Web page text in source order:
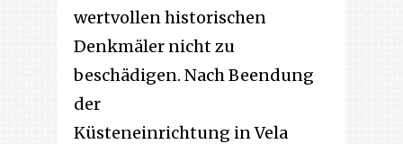
wertvollen historischen
Denkmäler nicht zu
beschädigen. Nach Beendung
der
Küsteneinrichtung in Vela